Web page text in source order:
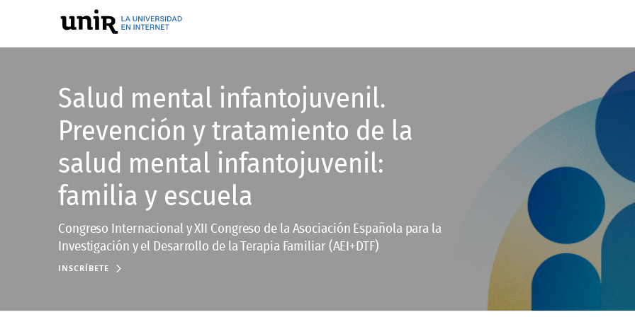
Salud mental infantojuvenil.
Prevención y tratamiento de la
salud mental infantojuvenil:
familia y escuela
Congreso Internacional y XII Congreso de la Asociación Española para la
Investigación y el Desarrollo de la Terapia Familiar (AEI+DTF)
INSCRÍBETE